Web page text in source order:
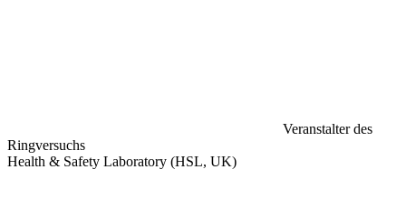
Veranstalter des
Ringversuchs
Health & Safety Laboratory (HSL, UK)